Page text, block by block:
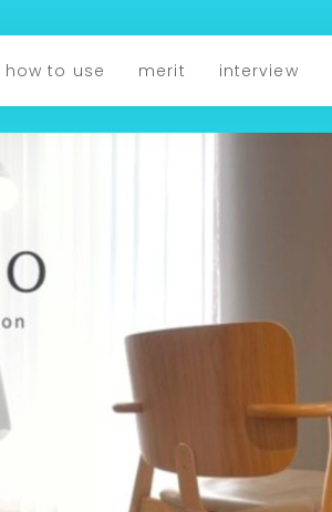
how to use merit interview